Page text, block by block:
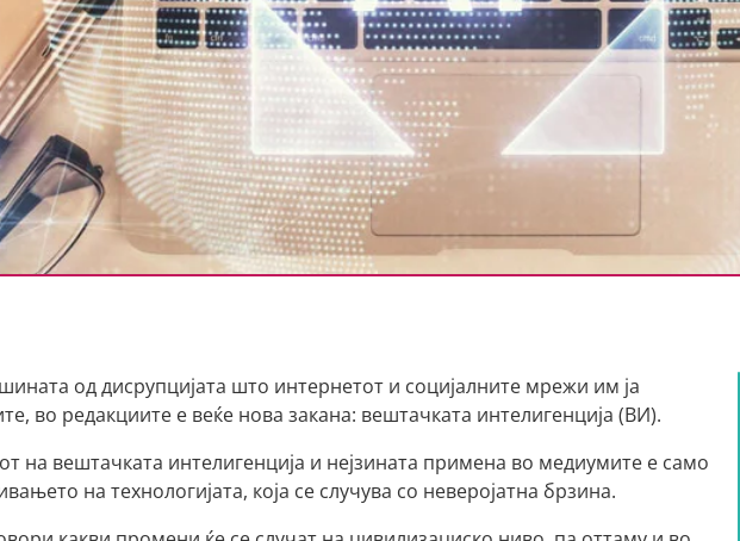
од дисрупцијата што интернетот и социјалните мрежи им ја
во редакциите е веќе нова закана: вештачката интелигенција (ВИ).
на вештачката интелигенција и нејзината примена во медиумите е само
на технологијата, која се случува со неверојатна брзина.